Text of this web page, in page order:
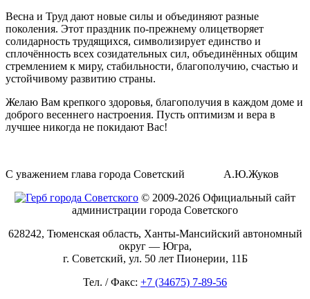
Весна и Труд дают новые силы и объединяют разные
поколения. Этот праздник по-прежнему олицетворяет
солидарность трудящихся, символизирует единство и
сплочённость всех созидательных сил, объединённых общим
стремлением к миру, стабильности, благополучию, счастью и
устойчивому развитию страны.
Желаю Вам крепкого здоровья, благополучия в каждом доме и
доброго весеннего настроения. Пусть оптимизм и вера в
лучшее никогда не покидают Вас!
С уважением глава города Советский А.Ю.Жуков
© 2009-2026 Официальный сайт
администрации города Советского
628242, Тюменская область, Ханты-Мансийский автономный
округ — Югра,
г. Советский, ул. 50 лет Пионерии, 11Б
Тел. / Факс: +7 (34675) 7-89-56